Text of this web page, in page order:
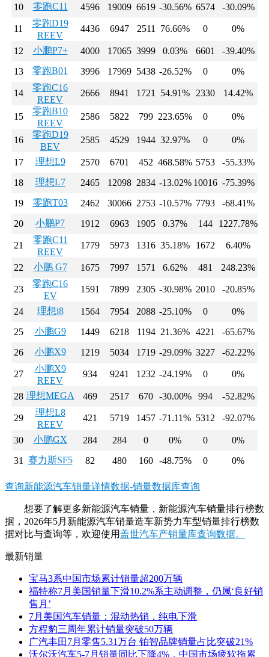
10
零跑C11 4596 19009 6619 -30.56% 6574 -30.09%
11
零跑D19
REEV
4436 6947 2511 76.66% 0 0%
12 小鹏P7+ 4000 17065 3999 0.03% 6601
-39.40%
13
零跑B01 3996 17969 5438 -26.52% 0 0%
14
零跑C16
REEV
2666 8941 1721 54.91% 2330 14.42%
15
零跑B10
REEV
2586 5822 799 223.65% 0 0%
16
零跑D19
BEV
2585 4529 1944 32.97% 0 0%
17 理想L9 2570 6701 452 468.58% 5753
-55.33%
18
理想L7 2465 12098 2834 -13.02% 10016 -75.39%
19
零跑T03 2462 30066 2753 -10.57% 7793
-68.41%
20
小鹏P7 1912 6963 1905 0.37% 144 1227.78%
21
零跑C11
REEV
1779 5973 1316 35.18% 1672 6.40%
22 小鹏 G7 1675 7997 1571 6.62% 481 248.23%
23
零跑C16
EV
1591 7899 2305 -30.98% 2010 -20.85%
24 理想i8 1564 7954 2088 -25.10% 0
0%
25
小鹏G9 1449 6218 1194 21.36% 4221
-65.67%
26
小鹏X9 1219 5034 1719 -29.09% 3227 -62.22%
27
小鹏X9
REEV
934 9241 1232 -24.19% 0 0%
28 理想MEGA 469 2517 670 -30.00% 994 -52.82%
29
理想L8
REEV
421 5719 1457 -71.11% 5312 -92.07%
30 小鹏GX 284 284 0 0% 0
0%
31
赛力斯SF5 82 480 160 -48.75% 0 0%
查询新能源汽车销量详情数据-销量数据库查询
想要了解更多新能源汽车销量，新能源汽车销量排行榜数
据，2026年5月新能源汽车销量造车新势力车型销量排行榜数
据对比与查询等，欢迎使用盖世汽车产销量库查询数据。
最新销量
宝马3系中国市场累计销量超200万辆
福特称7月美国销量下滑10.2%系主动调整，仍属‘良好销
售月’
7月美国汽车销量：混动热销，纯电下滑
方程豹三周年累计销量突破50万辆
广汽丰田7月零售5.31万台 铂智品牌销量占比突破21%
沃尔沃汽车5-7月销量同比下降4%，中国市场疲软拖累